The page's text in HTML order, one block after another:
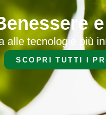
alle tecnologie più
SCOPRI TUTTI I